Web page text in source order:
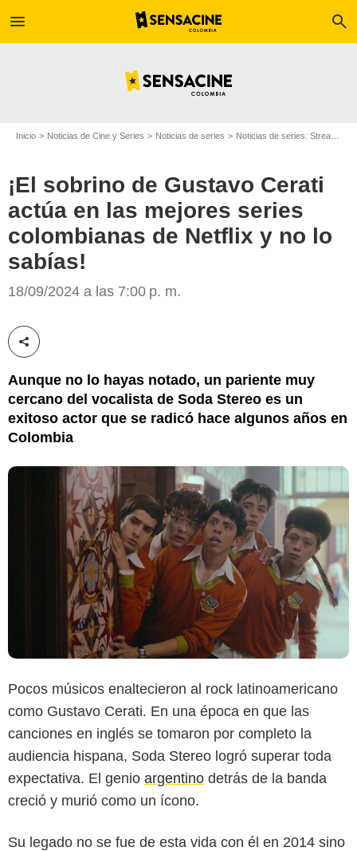
menu search
Inicio Noticias de Cine y Series Noticias de series Noticias de series: Streaming
¡El sobrino de Gustavo Cerati
actúa en las mejores series
colombianas de Netflix y no lo
sabías!
18/09/2024 a las 7:00 p. m.
Compartir esta noticia
Aunque no lo hayas notado, un pariente muy
cercano del vocalista de Soda Stereo es un
exitoso actor que se radicó hace algunos años en
Colombia
Pocos músicos enaltecieron al rock latinoamericano
como Gustavo Cerati. En una época en que las
canciones en inglés se tomaron por completo la
audiencia hispana, Soda Stereo logró superar toda
expectativa. El genio argentino detrás de la banda
creció y murió como un ícono.
Su legado no se fue de esta vida con él en 2014 sino